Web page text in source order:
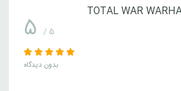
TOTAL WAR
5 / 5
بدون دیدگاه